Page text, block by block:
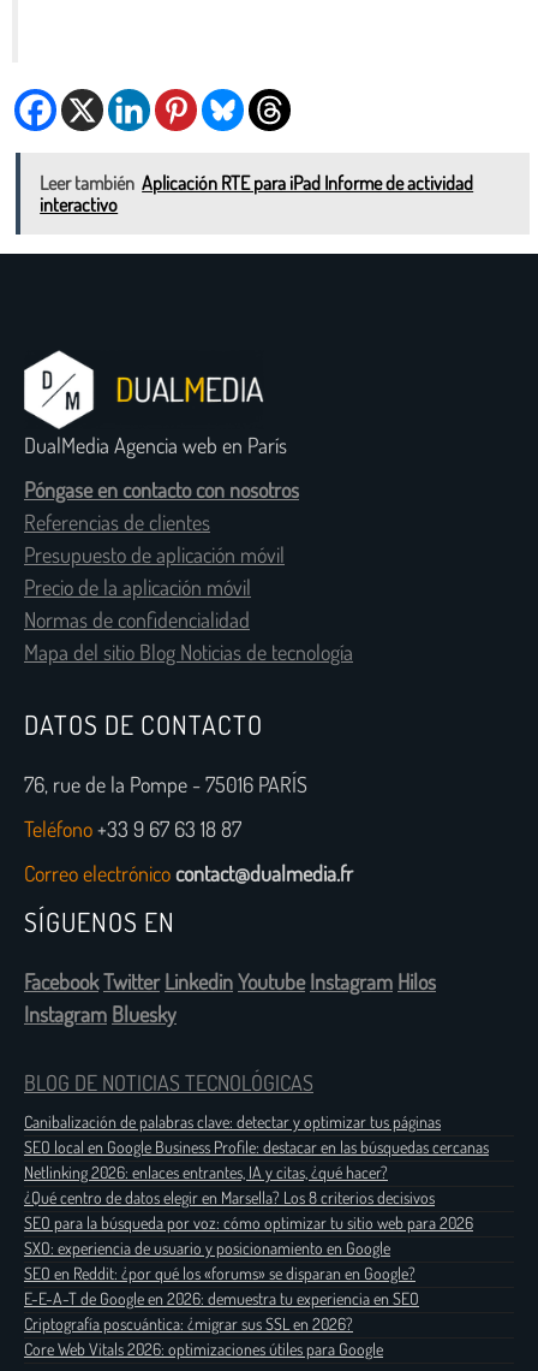
Leer también Aplicación RTE para iPad Informe de actividad
interactivo
DualMedia Agencia web en París
Póngase en contacto con nosotros
Referencias de clientes
Presupuesto de aplicación móvil
Precio de la aplicación móvil
Normas de confidencialidad
Mapa del sitio Blog Noticias de tecnología
DATOS DE CONTACTO
76, rue de la Pompe - 75016 PARÍS
Teléfono+33 9 67 63 18 87
Correo electrónicocontact@dualmedia.fr
SÍGUENOS EN
FacebookTwitter LinkedinYoutube Instagram Hilos
Instagram Bluesky
BLOG DE NOTICIAS TECNOLÓGICAS
Canibalización de palabras clave: detectar y optimizar tus páginas
SEO local en Google Business Profile: destacar en las búsquedas cercanas
Netlinking 2026: enlaces entrantes, IA y citas, ¿qué hacer?
¿Qué centro de datos elegir en Marsella? Los 8 criterios decisivos
SEO para la búsqueda por voz: cómo optimizar tu sitio web para 2026
SXO: experiencia de usuario y posicionamiento en Google
SEO en Reddit: ¿por qué los «forums» se disparan en Google?
E-E-A-T de Google en 2026: demuestra tu experiencia en SEO
Criptografía poscuántica: ¿migrar sus SSL en 2026?
Core Web Vitals 2026: optimizaciones útiles para Google